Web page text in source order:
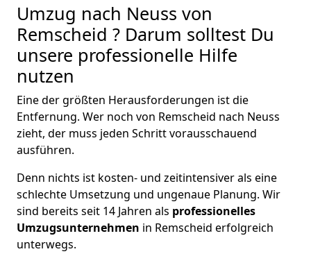
Umzug nach Neuss von
Remscheid ? Darum solltest Du
unsere professionelle Hilfe
nutzen
Eine der größten Herausforderungen ist die
Entfernung. Wer noch von Remscheid nach Neuss
zieht, der muss jeden Schritt vorausschauend
ausführen.
Denn nichts ist kosten- und zeitintensiver als eine
schlechte Umsetzung und ungenaue Planung. Wir
sind bereits seit 14 Jahren als professionelles
Umzugsunternehmen in Remscheid erfolgreich
unterwegs.